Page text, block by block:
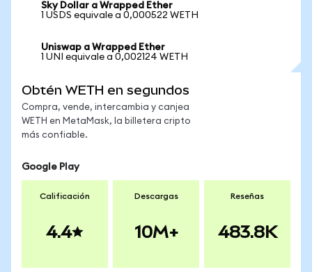
Sky Dollar a Wrapped Ether
1 USDS equivale a 0,000522 WETH
Uniswap a Wrapped Ether
1 UNI equivale a 0,002124 WETH
Obtén WETH en segundos
Compra, vende, intercambia y canjea
WETH en MetaMask, la billetera cripto
más confiable.
Google Play
Calificación
4.4
Descargas
10M+
Reseñas
483.8K